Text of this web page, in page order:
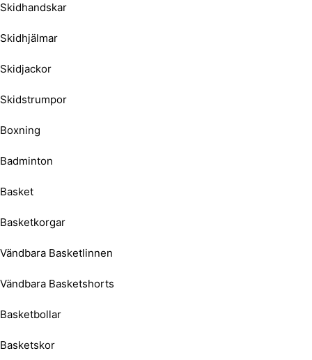
Skidhandskar
Skidhjälmar
Skidjackor
Skidstrumpor
Boxning
Badminton
Basket
Basketkorgar
Vändbara Basketlinnen
Vändbara Basketshorts
Basketbollar
Basketskor